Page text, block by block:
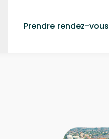
Prendre rendez-vous